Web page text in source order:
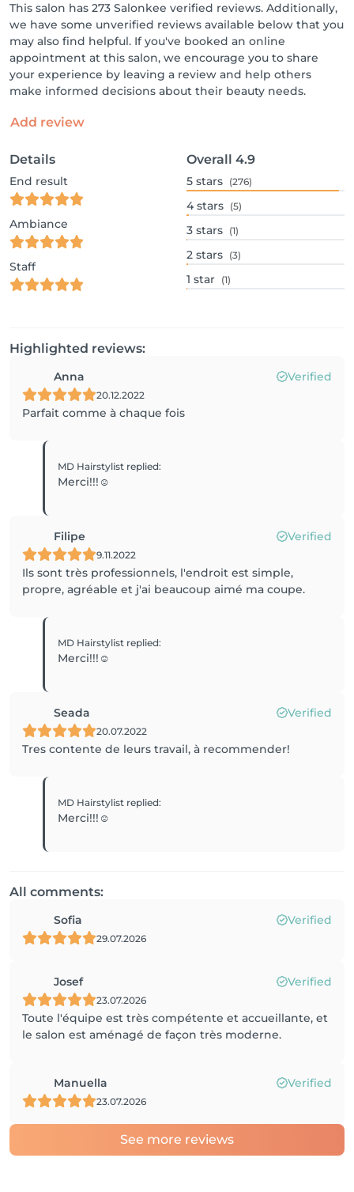
This salon has 273 Salonkee verified reviews. Additionally,
we have some unverified reviews available below that you
may also find helpful. If you've booked an online
appointment at this salon, we encourage you to share
your experience by leaving a review and help others
make informed decisions about their beauty needs.
Add review
Details
End result
Ambiance
Staff
Overall 4.9
5 stars (276)
4 stars (5)
3 stars (1)
2 stars (3)
1 star (1)
Highlighted reviews:
Anna Verified
20.12.2022
Parfait comme à chaque fois
MD Hairstylist replied:
Merci!!!☺️
Filipe Verified
9.11.2022
Ils sont très professionnels, l'endroit est simple,
propre, agréable et j'ai beaucoup aimé ma coupe.
MD Hairstylist replied:
Merci!!!☺️
Seada Verified
20.07.2022
Tres contente de leurs travail, à recommender!
MD Hairstylist replied:
Merci!!!☺️
All comments:
Sofia Verified
29.07.2026
Josef Verified
23.07.2026
Toute l'équipe est très compétente et accueillante, et
le salon est aménagé de façon très moderne.
Manuella Verified
23.07.2026
See more reviews